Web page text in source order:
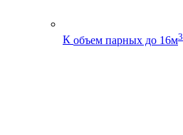
К объем парных до 16м3